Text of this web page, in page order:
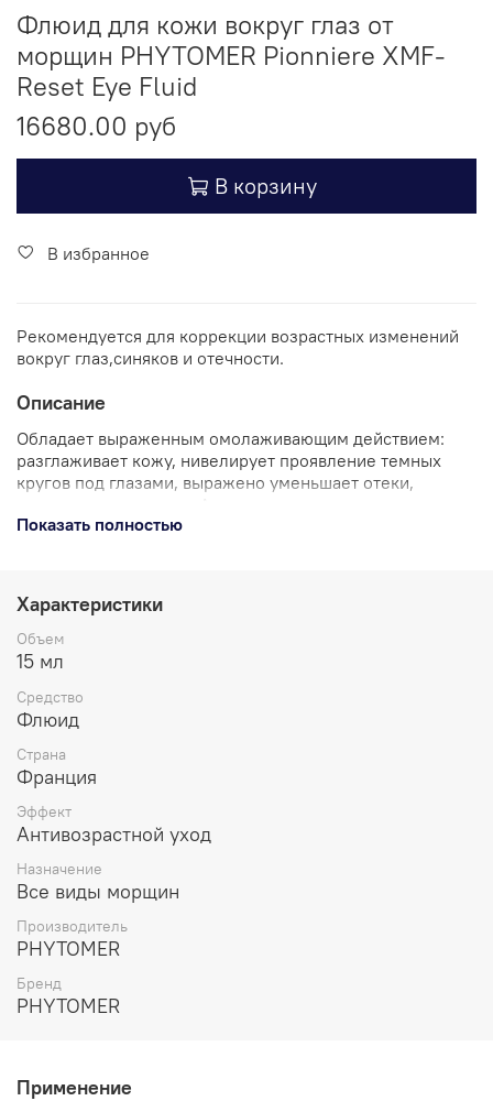
Флюид для кожи вокруг глаз от
морщин PHYTOMER Pionniere XMF-
Reset Eye Fluid
16680.00 руб
В корзину
В избранное
Рекомендуется для коррекции возрастных изменений
вокруг глаз,синяков и отечности.
Описание
Обладает выраженным омолаживающим действием:
разглаживает кожу, нивелирует проявление темных
кругов под глазами, выражено уменьшает отеки,
стимулируют синтез коллагена и эластина, что
Нанести крем на очищенную кожу вокруг глаз утром/
вечером, мягко массируя до полного впитывания.
Чередуйте с омолаживающим кремом. Пользуйтесь
Показать полностью
Характеристики
Объем
15 мл
Средство
Флюид
Страна
Франция
Эффект
Антивозрастной уход
Назначение
Все виды морщин
Производитель
PHYTOMER
Бренд
PHYTOMER
Применение